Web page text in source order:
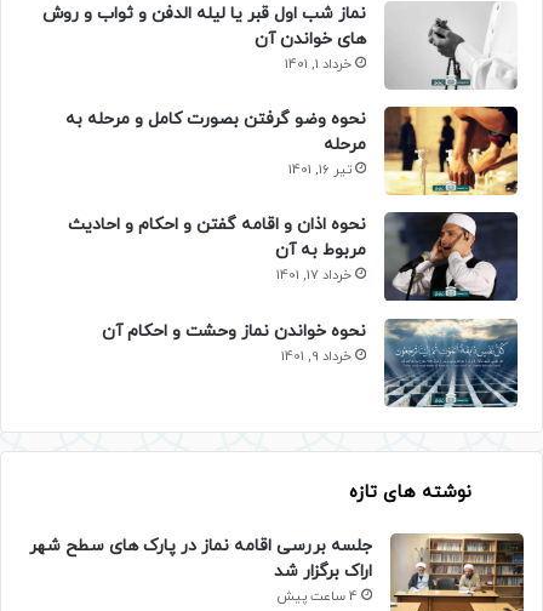
نماز شب اول قبر یا لیله الدفن و ثواب و روش
های خواندن آن
خرداد 1, 1401
نحوه وضو گرفتن بصورت کامل و مرحله به
مرحله
تیر 16, 1401
نحوه اذان و اقامه گفتن و احکام و احادیث
مربوط به آن
خرداد 17, 1401
نحوه خواندن نماز وحشت و احکام آن
خرداد 9, 1401
نوشته های تازه
جلسه بررسی اقامه نماز در پارک های سطح شهر
اراک برگزار شد
4 ساعت پیش